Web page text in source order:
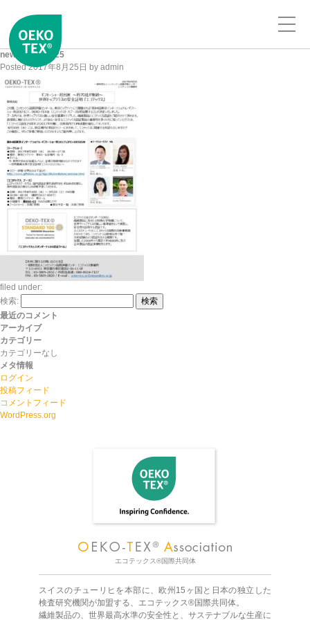
news_20170825
Posted2017年8月25日 by admin
filed under:
検索:
検索
最近のコメント
アーカイブ
カテゴリー
カテゴリーなし
メタ情報
ログイン
投稿フィード
コメントフィード
WordPress.org
エコテックス®国際共同体
スイスのチューリヒを本部に、欧州15ヶ国と日本の独立した
検査研究機関が加盟する、エコテックス®国際共同体。
繊維製品の、世界最高水準の安全性と、サステナブルな生産に